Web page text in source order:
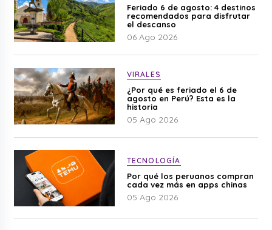
Feriado 6 de agosto: 4 destinos
recomendados para disfrutar
el descanso
06 Ago 2026
VIRALES
¿Por qué es feriado el 6 de
agosto en Perú? Esta es la
historia
05 Ago 2026
TECNOLOGÍA
Por qué los peruanos compran
cada vez más en apps chinas
05 Ago 2026